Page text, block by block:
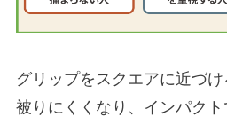
グリップをスクエアに近づ
被りにくくなり、インパク